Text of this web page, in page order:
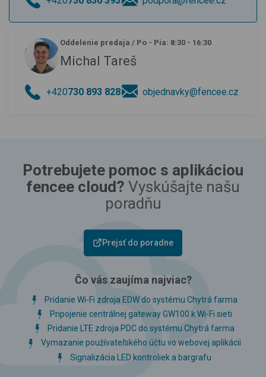
Oddelenie predaja / Po - Pia: 8:30 - 16:30
Michal Tareš
+420730 893 828 objednavky@fencee.cz
Potrebujete pomoc s aplikáciou
fencee cloud? Vyskúšajte našu
poradňu
Prejsť do poradne
Čo vás zaujíma najviac?
Pridanie Wi-Fi zdroja EDW do systému Chytrá farma
Pripojenie centrálnej gateway GW100 k Wi-Fi sieti
Pridanie LTE zdroja PDC do systému Chytrá farma
Vymazanie používateľského účtu vo webovej aplikácii
Signalizácia LED kontroliek a bargrafu